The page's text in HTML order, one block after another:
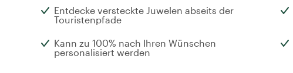
Entdecke versteckte Juwelen abseits der
Touristenpfade
Kann zu 100% nach Ihren Wünschen
personalisiert werden